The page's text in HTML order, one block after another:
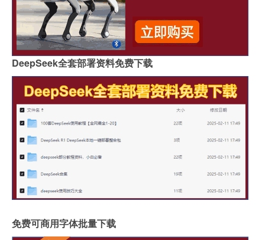
DeepSeek全套部署资料免费下载
免费可商用字体批量下载